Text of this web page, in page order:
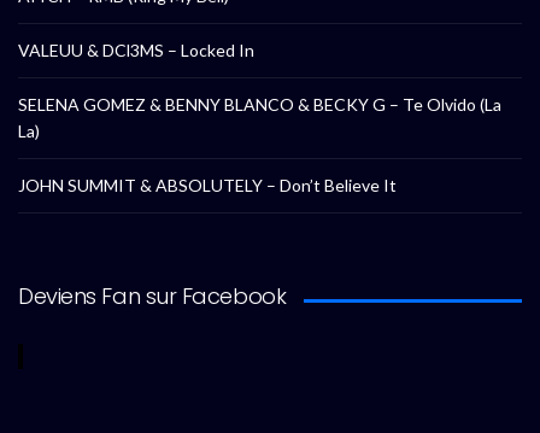
VALEUU & DCl3MS – Locked In
SELENA GOMEZ & BENNY BLANCO & BECKY G – Te Olvido (La
La)
JOHN SUMMIT & ABSOLUTELY – Don’t Believe It
Deviens Fan sur Facebook